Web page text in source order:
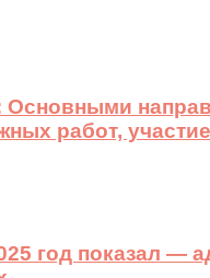
работ,
год показал —